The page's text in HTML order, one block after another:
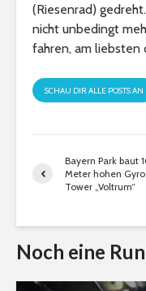
(Riesenrad)
nicht unbedingt
fahren, am liebsten
SCHAU DIR ALLE POSTS AN
Bayern Park baut
Meter hohen
Tower „Voltrum“
Noch eine